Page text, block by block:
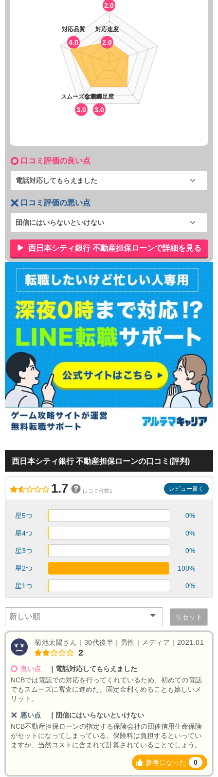
2.0
対応速度
2.0
金利満足度
3.0
スムーズな連絡
3.0
対応品質
4.0
口コミ評価の良い点
電話対応してもらえました
口コミ評価の悪い点
団信にはいらないといけない
西日本シティ銀行 不動産担保ローンで詳細を見る
西日本シティ銀行 不動産担保ローンの口コミ(評判)
1.7 口コミ件数1 レビュー書く
星5つ 0%
星4つ 0%
星3つ 0%
星2つ 100%
星1つ 0%
リセット
菊池太陽さん｜30代後半｜男性｜メディア｜2021.01
2
良い点
電話対応してもらえました
NCBでは電話での対応を行ってくれているため、初めての電話
でもスムーズに審査に進めた。固定金利くめることも嬉しいメ
リット。
悪い点
団信にはいらないといけない
NCB不動産担保ローンの指定する保険会社の団体信用生命保険
がセットになってしまっている。保険料は負担するといってい
ますが、当然コストに含まれて計算されていることでしょう。
参考になった 0